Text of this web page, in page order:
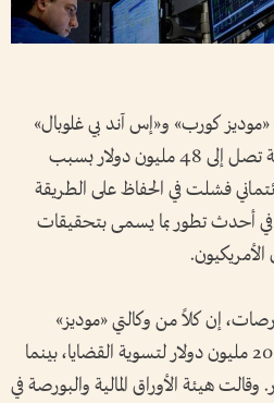
كورب» و«إس آند بي غلوبال»
و«فيتش ريتنغز» بقيمة إجمالية تصل إلى 48 مليون دولار بسبب
فشلت في الحفاظ على الطريقة
في أحدث تطور بما يسمى بتحقيقات
.
إن كلاً من وكالتي «موديز»
و«ستاندرد آند بورز» ستدفعان 20 مليون دولار لتسوية القضايا، بينما
دولار. وقالت هيئة الأوراق المالية والبورصة في